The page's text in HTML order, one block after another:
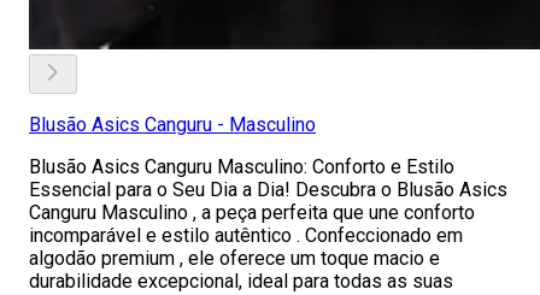
Blusão Asics Canguru - Masculino
Blusão Asics Canguru Masculino: Conforto e Estilo
Essencial para o Seu Dia a Dia! Descubra o Blusão Asics
Canguru Masculino , a peça perfeita que une conforto
incomparável e estilo autêntico . Confeccionado em
algodão premium , ele oferece um toque macio e
durabilidade excepcional, ideal para todas as suas